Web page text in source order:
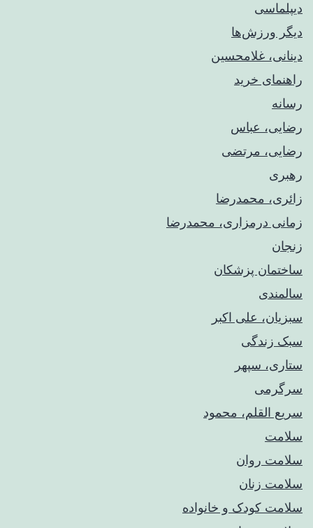
دیپلماسی
دیگر ورزش‌ها
دینانی، غلامحسین
راهنمای خريد
رسانه
رضایی، عباس
رضایی، مرتضی
رهبری
زائری، محمدرضا
زمانی درمزاری، محمدرضا
زنجان
ساختمان پزشکان
سالمندی
سبزیان، علی اکبر
سبک زندگی
ستاری، سپهر
سرگرمی
سریع القلم، محمود
سلامت
سلامت روان
سلامت زنان
سلامت کودک‌ و خانواده